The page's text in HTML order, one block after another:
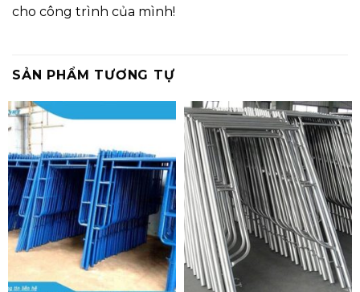
cho công trình của mình!
SẢN PHẨM TƯƠNG TỰ